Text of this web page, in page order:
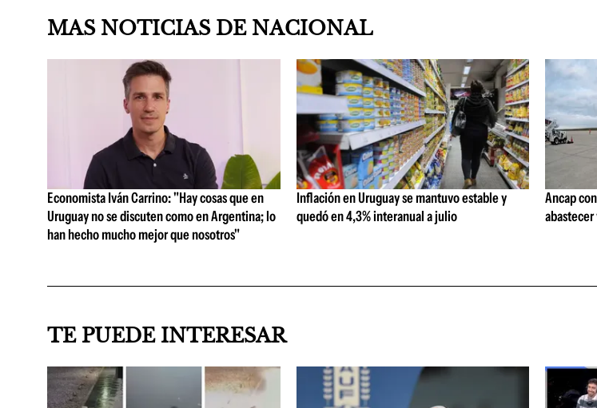
MAS NOTICIAS DE NACIONAL
Economista Iván Carrino: "Hay cosas que en
Uruguay no se discuten como en Argentina; lo
han hecho mucho mejor que nosotros"
Inflación en Uruguay se mantuvo estable y
quedó en 4,3% interanual a julio
Ancap
TE PUEDE INTERESAR